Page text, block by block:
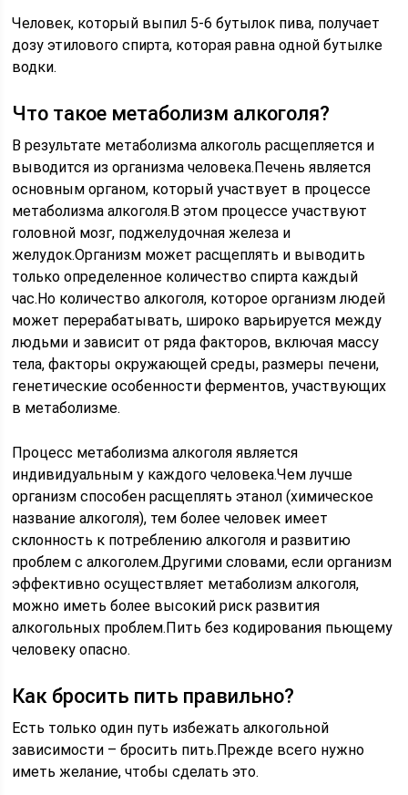
Человек, который выпил 5-6 бутылок пива, получает
дозу этилового спирта, которая равна одной бутылке
водки.
Что такое метаболизм алкоголя?
В результате метаболизма алкоголь расщепляется и
выводится из организма человека.Печень является
основным органом, который участвует в процессе
метаболизма алкоголя.В этом процессе участвуют
головной мозг, поджелудочная железа и
желудок.Организм может расщеплять и выводить
только определенное количество спирта каждый
час.Но количество алкоголя, которое организм людей
может перерабатывать, широко варьируется между
людьми и зависит от ряда факторов, включая массу
тела, факторы окружающей среды, размеры печени,
генетические особенности ферментов, участвующих
в метаболизме.
Процесс метаболизма алкоголя является
индивидуальным у каждого человека.Чем лучше
организм способен расщеплять этанол (химическое
название алкоголя), тем более человек имеет
склонность к потреблению алкоголя и развитию
проблем с алкоголем.Другими словами, если организм
эффективно осуществляет метаболизм алкоголя,
можно иметь более высокий риск развития
алкогольных проблем.Пить без кодирования пьющему
человеку опасно.
Как бросить пить правильно?
Есть только один путь избежать алкогольной
зависимости – бросить пить.Прежде всего нужно
иметь желание, чтобы сделать это.